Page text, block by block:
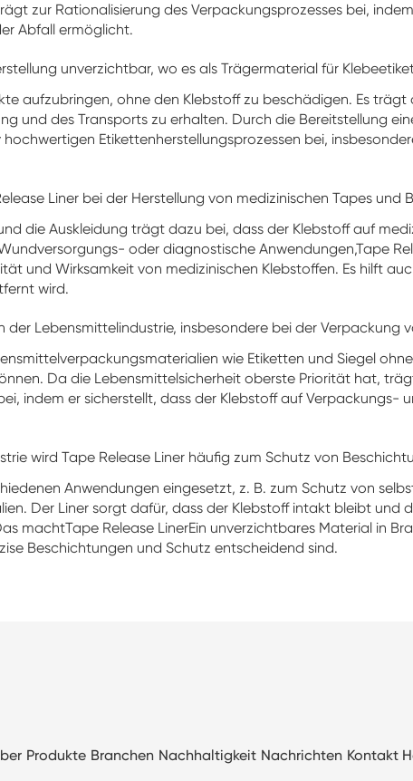
zur Rationalisierung des Verpackungsprozesses bei,
Abfall ermöglicht.
unverzichtbar, wo es als Trägermaterial für
aufzubringen, ohne den Klebstoff zu beschädigen. Es trägt
und des Transports zu erhalten. Durch die Bereitstellung
Etikettenherstellungsprozessen bei,
Liner bei der Herstellung von medizinischen Tapes und
die Auskleidung trägt dazu bei, dass der Klebstoff auf
oder diagnostische Anwendungen,Tape
und Wirksamkeit von medizinischen Klebstoffen. Es hilft
wird.
der Lebensmittelindustrie, insbesondere bei der Verpackung
wie Etiketten und Siegel ohne
Da die Lebensmittelsicherheit oberste Priorität hat,
indem er sicherstellt, dass der Klebstoff auf Verpackungs-
wird Tape Release Liner häufig zum Schutz von
Anwendungen eingesetzt, z. B. zum Schutz von
Der Liner sorgt dafür, dass der Klebstoff intakt bleibt und
machtTape Release LinerEin unverzichtbares Material in
Beschichtungen und Schutz entscheidend sind.
Produkte Branchen Nachhaltigkeit Nachrichten Kontakt